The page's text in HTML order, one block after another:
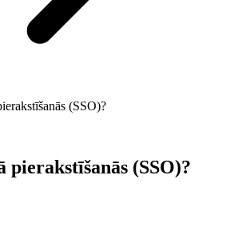
(SSO)?
pierakstīšanās (SSO)?